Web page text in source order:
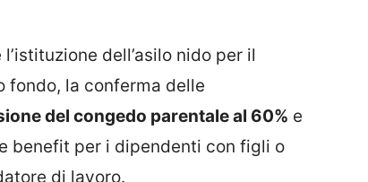
dell’asilo nido per il
fondo, la conferma delle
del congedo parentale al 60% e
benefit per i dipendenti con figli o
di lavoro.